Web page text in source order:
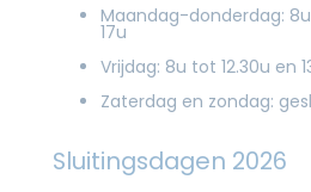
Maandag-donderdag:
17u
Vrijdag: 8u tot 12.30u en
Zaterdag en
Sluitingsdagen 2026